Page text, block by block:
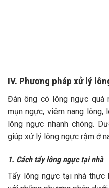
IV. Phương pháp xử lý
Đàn ông có lông ngực quá
mụn ngực, viêm nang
lông ngực nhanh chóng.
giúp xử lý lông ngực rậm ở
1. Cách tẩy lông ngực tại nhà
Tẩy lông ngực tại nhà thực